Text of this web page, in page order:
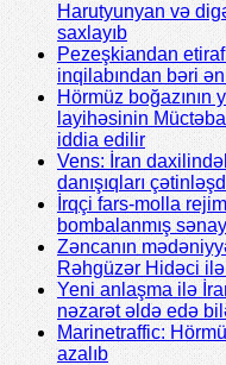
Harutyunyan və
saxlayıb
Pezeşkiandan
inqilabından bəri
Hörmüz boğazının
layihəsinin
iddia edilir
Vens: İran
danışıqları
İrqçi fars-molla
bombalanmış
Zəncanın
Rəhgüzər Hidəci
Yeni anlaşma ilə
nəzarət əldə edə
Marinetraffic:
azalıb